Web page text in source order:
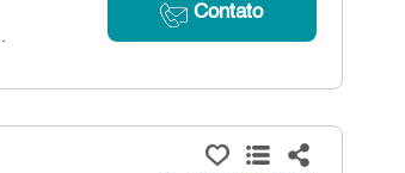
Contato